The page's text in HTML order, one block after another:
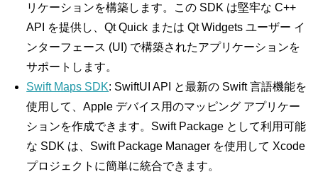
リケーションを構築します。この SDK は堅牢な C++
API を提供し、Qt Quick または Qt Widgets ユーザー イ
ンターフェース (UI) で構築されたアプリケーションを
サポートします。
Swift Maps SDK: SwiftUI API と最新の Swift 言語機能を
使用して、Apple デバイス用のマッピング アプリケー
ションを作成できます。Swift Package として利用可能
な SDK は、Swift Package Manager を使用して Xcode
プロジェクトに簡単に統合できます。